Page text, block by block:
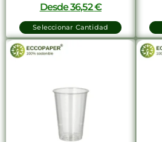
Desde36,52€
Seleccionar Cantidad